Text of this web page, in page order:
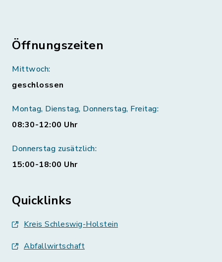
Öffnungszeiten
Mittwoch:
geschlossen
Montag, Dienstag, Donnerstag, Freitag:
08:30-12:00 Uhr
Donnerstag zusätzlich:
15:00-18:00 Uhr
Quicklinks
Kreis Schleswig-Holstein
Abfallwirtschaft